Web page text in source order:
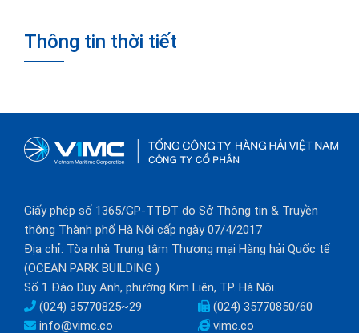
Thông tin thời tiết
Giấy phép số 1365/GP-TTĐT do Sở Thông tin & Truyền
thông Thành phố Hà Nội cấp ngày 07/4/2017
Địa chỉ: Tòa nhà Trung tâm Thương mại Hàng hải Quốc tế
(OCEAN PARK BUILDING )
Số 1 Đào Duy Anh, phường Kim Liên, TP. Hà Nội.
(024) 35770825~29
(024) 35770850/60
info@vimc.co
vimc.co